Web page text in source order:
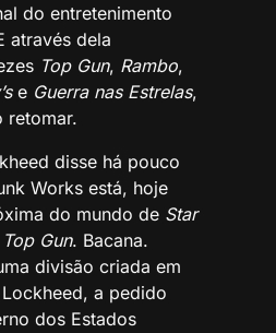
do entretenimento
através dela
Top Gun, Rambo,
e Guerra nas Estrelas,
retomar.
disse há pouco
Works está, hoje
do mundo de Star
Top Gun. Bacana.
divisão criada em
a pedido
dos Estados